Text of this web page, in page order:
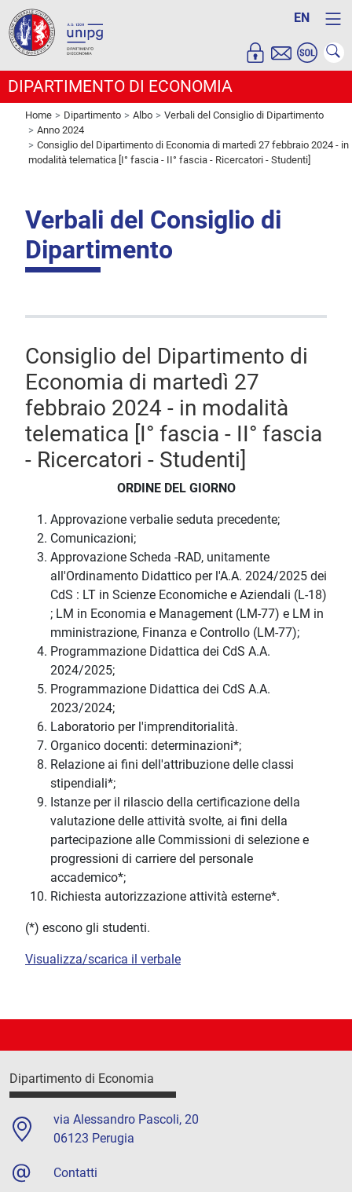
EN
DIPARTIMENTO DI ECONOMIA
Home Dipartimento Albo
Verbali del Consiglio di Dipartimento
Anno 2024
Consiglio del Dipartimento di Economia di martedì 27 febbraio 2024 - in
modalità telematica [I° fascia - II° fascia - Ricercatori - Studenti]
Verbali del Consiglio di
Dipartimento
Consiglio del Dipartimento di
Economia di martedì 27
febbraio 2024 - in modalità
telematica [I° fascia - II° fascia
- Ricercatori - Studenti]
ORDINE DEL GIORNO
Approvazione verbalie seduta precedente;
Comunicazioni;
Approvazione Scheda -RAD, unitamente
all'Ordinamento Didattico per l'A.A. 2024/2025 dei
CdS : LT in Scienze Economiche e Aziendali (L-18)
; LM in Economia e Management (LM-77) e LM in
mministrazione, Finanza e Controllo (LM-77);
Programmazione Didattica dei CdS A.A.
2024/2025;
Programmazione Didattica dei CdS A.A.
2023/2024;
Laboratorio per l'imprenditorialità.
Organico docenti: determinazioni*;
Relazione ai fini dell'attribuzione delle classi
stipendiali*;
Istanze per il rilascio della certificazione della
valutazione delle attività svolte, ai fini della
partecipazione alle Commissioni di selezione e
progressioni di carriere del personale
accademico*;
Richiesta autorizzazione attività esterne*.
(*) escono gli studenti.
Visualizza/scarica il verbale
Dipartimento di Economia
via Alessandro Pascoli, 20
06123 Perugia
Contatti